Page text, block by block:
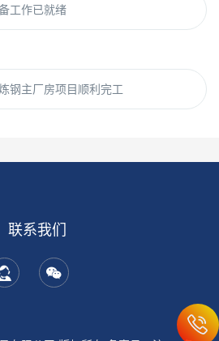
工作已就绪
钢主厂房项目顺利完工
联系我们